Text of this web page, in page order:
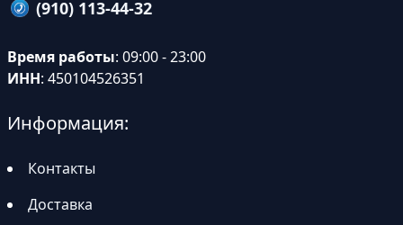
(910) 113-44-32
Время работы: 09:00 - 23:00
ИНН: 450104526351
Информация:
Контакты
Доставка